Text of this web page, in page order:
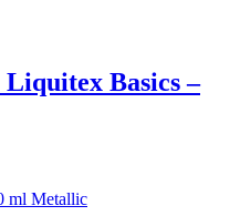
Basics –